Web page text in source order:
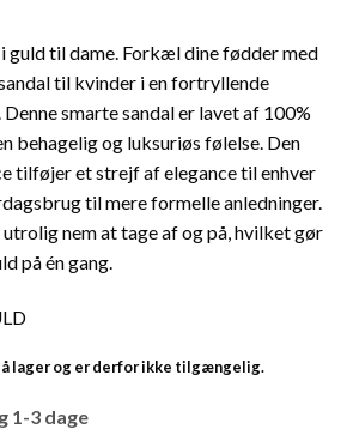
guld til dame. Forkæl dine fødder med
til kvinder i en fortryllende
smarte sandal er lavet af 100%
behagelig og luksuriøs følelse. Den
tilføjer et strejf af elegance til enhver
til mere formelle anledninger.
utrolig nem at tage af og på, hvilket gør
på én gang.
lager og er derfor ikke tilgængelig.
1-3 dage